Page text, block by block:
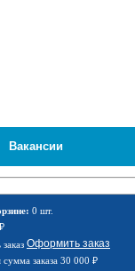
Вакансии
0 шт.
₽
Оформить заказ
заказа 30 000 ₽